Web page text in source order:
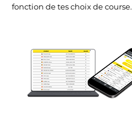
fonction de tes choix de course.